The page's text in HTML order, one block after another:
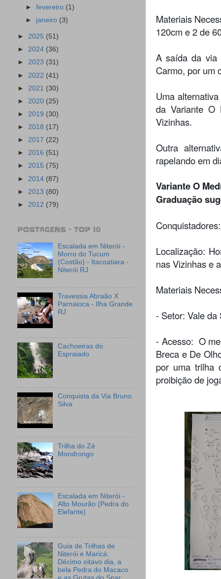
Materiais
120cm e 2 de
A saída da via
Carmo, por um
Uma
da Variante O
Vizinhas.
Outra
rapelando em
Variante O
Graduação
Localização:
nas Vizinhas e
Materiais
- Setor: Vale da
- Acesso: O
Breca e De
por uma trilha
proibição de
►fevereiro (1)
► janeiro (3)
► 2025 (51)
► 2024 (36)
► 2023 (31)
► 2022 (41)
► 2021 (30)
► 2020 (25)
► 2019 (30)
► 2018 (17)
► 2017 (22)
► 2016 (51)
► 2015 (75)
► 2014 (87)
► 2013 (80)
► 2012 (79)
POSTAGENS - TOP 10
Escalada em Niterói -
Morro do Tucum
(Costão) - Itacoatiara -
Niterói RJ
Travessia Abraão X
Parnaioca - Ilha Grande
RJ
Cachoeiras do
Espraiado
Conquista da Via Bruno
Silva
Trilha do Zé
Mondrongo
Escalada em Niterói -
Alto Mourão (Pedra do
Elefante)
Guia de Trilhas de
Niterói e Maricá:
Décimo oitavo dia, a
bela Pedra do Macaco